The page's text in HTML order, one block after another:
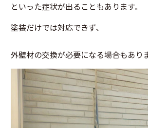
といった症状が出ることもあります。
塗装だけでは対応できず、
外壁材の交換が必要になる場合もありま